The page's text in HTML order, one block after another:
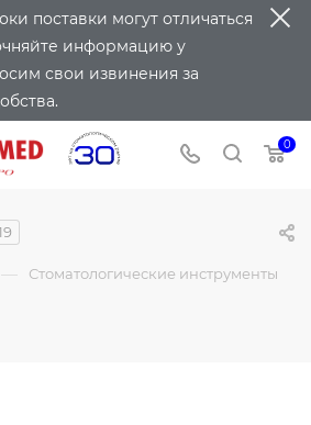
поставки могут отличаться
информацию у
свои извинения за
0
— Стоматологические инструменты